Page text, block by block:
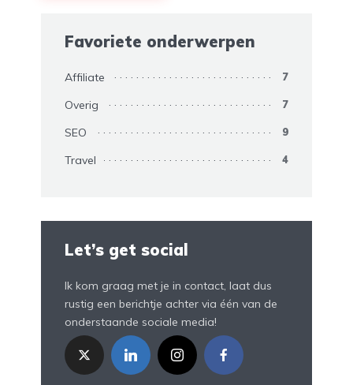
Favoriete onderwerpen
Affiliate 7
Overig 7
SEO 9
Travel 4
Let’s get social
Ik kom graag met je in contact, laat dus
rustig een berichtje achter via één van de
onderstaande sociale media!